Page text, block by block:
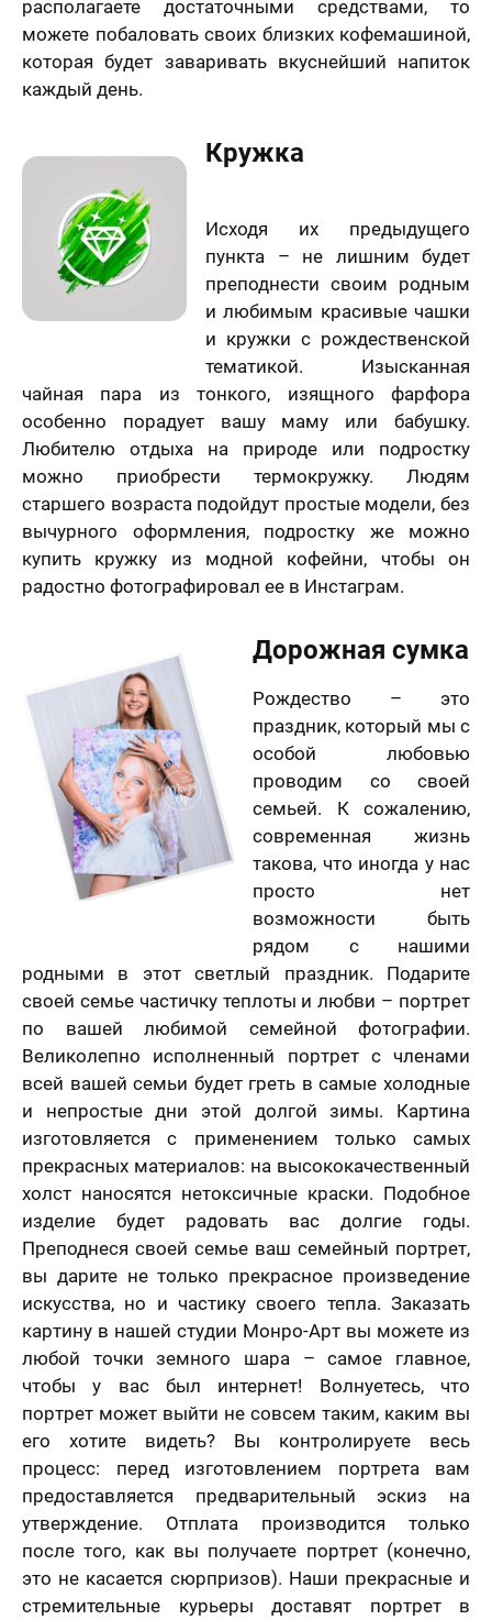
располагаете достаточными средствами, то
можете побаловать своих близких кофемашиной,
которая будет заваривать вкуснейший напиток
каждый день.
Кружка
Исходя их предыдущего
пункта – не лишним будет
преподнести своим родным
и любимым красивые чашки
и кружки с рождественской
тематикой. Изысканная
чайная пара из тонкого, изящного фарфора
особенно порадует вашу маму или бабушку.
Любителю отдыха на природе или подростку
можно приобрести термокружку. Людям
старшего возраста подойдут простые модели, без
вычурного оформления, подростку же можно
купить кружку из модной кофейни, чтобы он
радостно фотографировал ее в Инстаграм.
Дорожная сумка
Рождество – это
праздник, который мы с
особой любовью
проводим со своей
семьей. К сожалению,
современная жизнь
такова, что иногда у нас
просто нет
возможности быть
рядом с нашими
родными в этот светлый праздник. Подарите
своей семье частичку теплоты и любви – портрет
по вашей любимой семейной фотографии.
Великолепно исполненный портрет с членами
всей вашей семьи будет греть в самые холодные
и непростые дни этой долгой зимы. Картина
изготовляется с применением только самых
прекрасных материалов: на высококачественный
холст наносятся нетоксичные краски. Подобное
изделие будет радовать вас долгие годы.
Преподнеся своей семье ваш семейный портрет,
вы дарите не только прекрасное произведение
искусства, но и частику своего тепла. Заказать
картину в нашей студии Монро-Арт вы можете из
любой точки земного шара – самое главное,
чтобы у вас был интернет! Волнуетесь, что
портрет может выйти не совсем таким, каким вы
его хотите видеть? Вы контролируете весь
процесс: перед изготовлением портрета вам
предоставляется предварительный эскиз на
утверждение. Отплата производится только
после того, как вы получаете портрет (конечно,
это не касается сюрпризов). Наши прекрасные и
стремительные курьеры доставят портрет в